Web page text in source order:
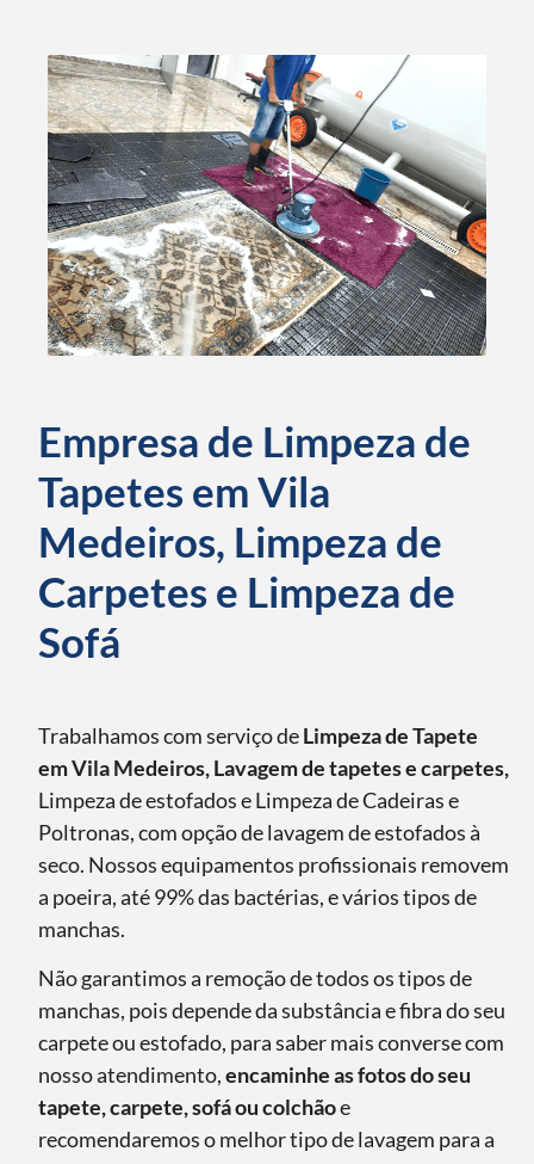
Empresa de Limpeza de
Tapetes em Vila
Medeiros, Limpeza de
Carpetes e Limpeza de
Sofá
Trabalhamos com serviço deLimpeza de Tapete
em Vila Medeiros, Lavagem de tapetes e carpetes,
Limpeza de estofados e Limpeza de Cadeiras e
Poltronas, com opção de lavagem de estofados à
seco. Nossos equipamentos profissionais removem
a poeira, até 99% das bactérias, e vários tipos de
manchas.
Não garantimos a remoção de todos os tipos de
manchas, pois depende da substância e fibra do seu
carpete ou estofado, para saber mais converse com
nosso atendimento,encaminhe as fotos do seu
tapete, carpete, sofá ou colchãoe
recomendaremos o melhor tipo de lavagem para a